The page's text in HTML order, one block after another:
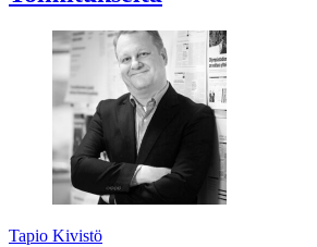
Tapio Kivistö